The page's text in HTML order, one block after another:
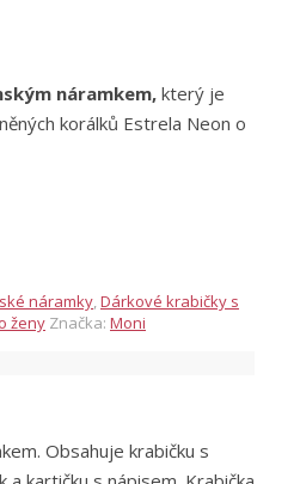
náramkem, který je
korálků Estrela Neon o
náramky Dárkové krabičky s
ženy Značka: Moni